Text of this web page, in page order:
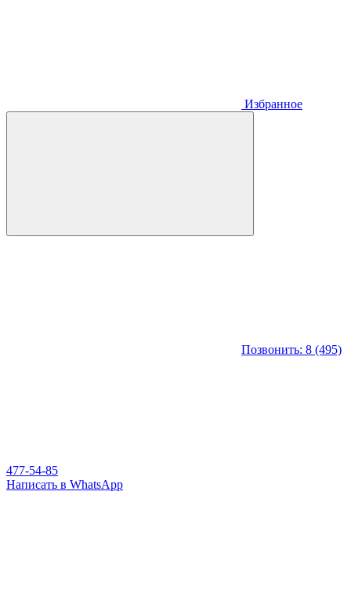
Избранное
Позвонить: 8 (495)
477-54-85
Написать в WhatsApp